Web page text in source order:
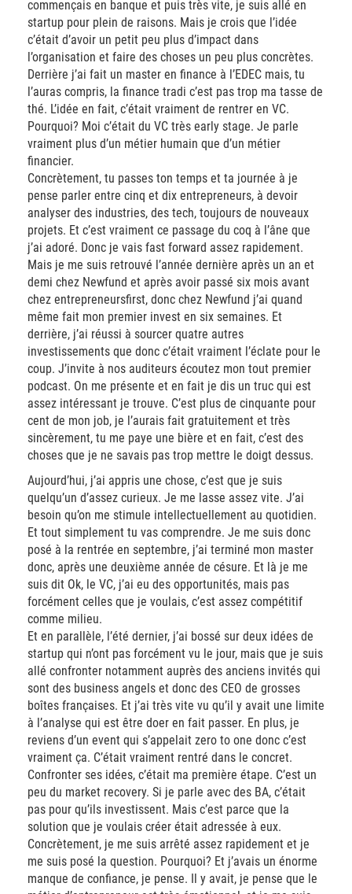
commençais en banque et puis très vite, je suis allé en
startup pour plein de raisons. Mais je crois que l’idée
c’était d’avoir un petit peu plus d’impact dans
l’organisation et faire des choses un peu plus concrètes.
Derrière j’ai fait un master en finance à l’EDEC mais, tu
l’auras compris, la finance tradi c’est pas trop ma tasse de
thé. L’idée en fait, c’était vraiment de rentrer en VC.
Pourquoi? Moi c’était du VC très early stage. Je parle
vraiment plus d’un métier humain que d’un métier
financier.
Concrètement, tu passes ton temps et ta journée à je
pense parler entre cinq et dix entrepreneurs, à devoir
analyser des industries, des tech, toujours de nouveaux
projets. Et c’est vraiment ce passage du coq à l’âne que
j’ai adoré. Donc je vais fast forward assez rapidement.
Mais je me suis retrouvé l’année dernière après un an et
demi chez Newfund et après avoir passé six mois avant
chez entrepreneursfirst, donc chez Newfund j’ai quand
même fait mon premier invest en six semaines. Et
derrière, j’ai réussi à sourcer quatre autres
investissements que donc c’était vraiment l’éclate pour le
coup. J’invite à nos auditeurs écoutez mon tout premier
podcast. On me présente et en fait je dis un truc qui est
assez intéressant je trouve. C’est plus de cinquante pour
cent de mon job, je l’aurais fait gratuitement et très
sincèrement, tu me paye une bière et en fait, c’est des
choses que je ne savais pas trop mettre le doigt dessus.
Aujourd’hui, j’ai appris une chose, c’est que je suis
quelqu’un d’assez curieux. Je me lasse assez vite. J’ai
besoin qu’on me stimule intellectuellement au quotidien.
Et tout simplement tu vas comprendre. Je me suis donc
posé à la rentrée en septembre, j’ai terminé mon master
donc, après une deuxième année de césure. Et là je me
suis dit Ok, le VC, j’ai eu des opportunités, mais pas
forcément celles que je voulais, c’est assez compétitif
comme milieu.
Et en parallèle, l’été dernier, j’ai bossé sur deux idées de
startup qui n’ont pas forcément vu le jour, mais que je suis
allé confronter notamment auprès des anciens invités qui
sont des business angels et donc des CEO de grosses
boîtes françaises. Et j’ai très vite vu qu’il y avait une limite
à l’analyse qui est être doer en fait passer. En plus, je
reviens d’un event qui s’appelait zero to one donc c’est
vraiment ça. C’était vraiment rentré dans le concret.
Confronter ses idées, c’était ma première étape. C’est un
peu du market recovery. Si je parle avec des BA, c’était
pas pour qu’ils investissent. Mais c’est parce que la
solution que je voulais créer était adressée à eux.
Concrètement, je me suis arrêté assez rapidement et je
me suis posé la question. Pourquoi? Et j’avais un énorme
manque de confiance, je pense. Il y avait, je pense que le